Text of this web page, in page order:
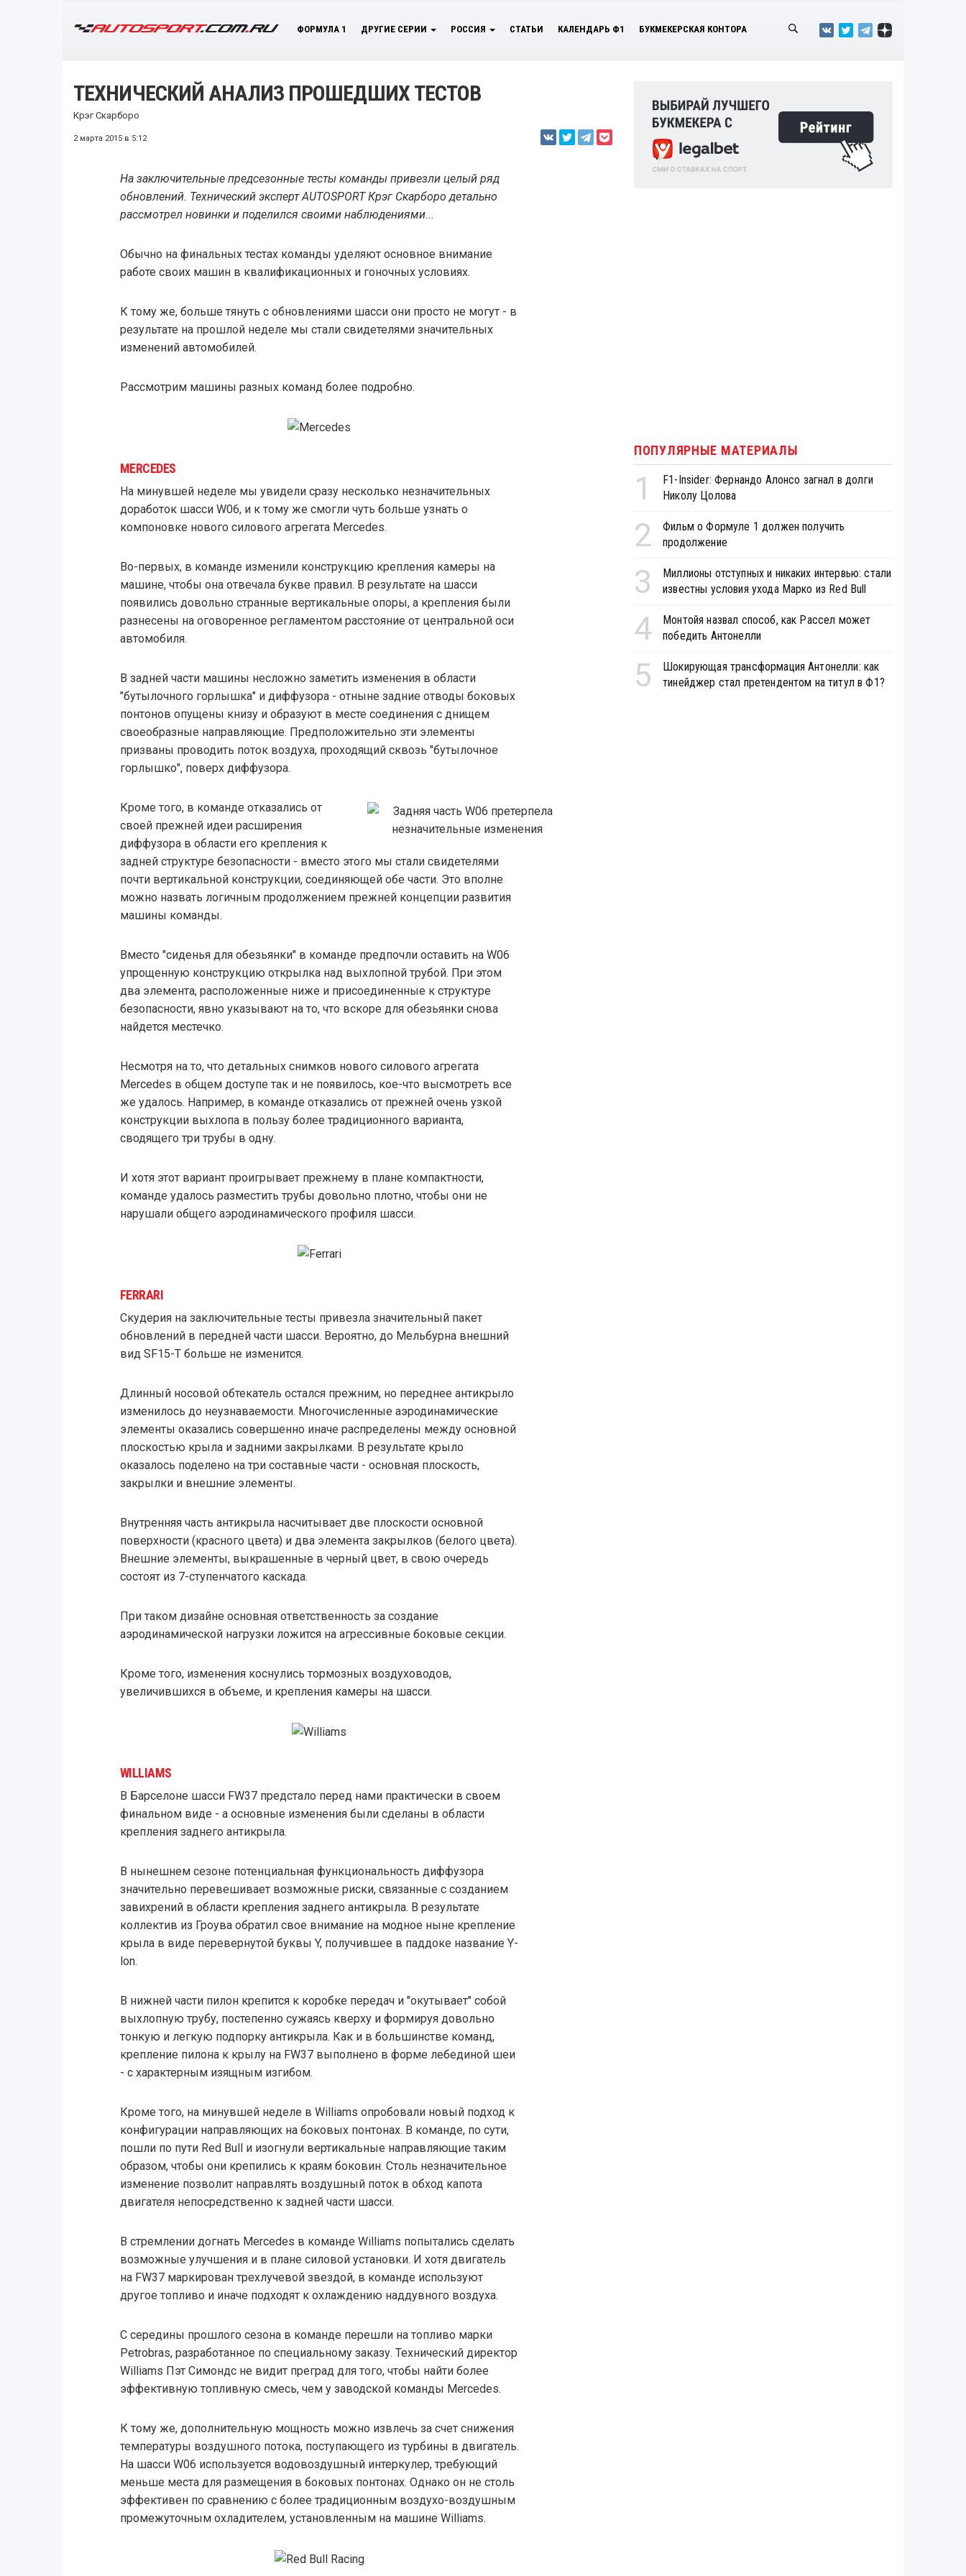
ФОРМУЛА 1 ДРУГИЕ СЕРИИ РОССИЯ СТАТЬИ КАЛЕНДАРЬ Ф1 БУКМЕКЕРСКАЯ КОНТОРА
ТЕХНИЧЕСКИЙ АНАЛИЗ ПРОШЕДШИХ ТЕСТОВ
Крэг Скарборо
2 марта 2015 в 5:12
На заключительные предсезонные тесты команды привезли целый ряд
обновлений. Технический эксперт AUTOSPORT Крэг Скарборо детально
рассмотрел новинки и поделился своими наблюдениями...
Обычно на финальных тестах команды уделяют основное внимание
работе своих машин в квалификационных и гоночных условиях.
К тому же, больше тянуть с обновлениями шасси они просто не могут - в
результате на прошлой неделе мы стали свидетелями значительных
изменений автомобилей.
Рассмотрим машины разных команд более подробно.
MERCEDES
На минувшей неделе мы увидели сразу несколько незначительных
доработок шасси W06, и к тому же смогли чуть больше узнать о
компоновке нового силового агрегата Mercedes.
Во-первых, в команде изменили конструкцию крепления камеры на
машине, чтобы она отвечала букве правил. В результате на шасси
появились довольно странные вертикальные опоры, а крепления были
разнесены на оговоренное регламентом расстояние от центральной оси
автомобиля.
В задней части машины несложно заметить изменения в области
"бутылочного горлышка" и диффузора - отныне задние отводы боковых
понтонов опущены книзу и образуют в месте соединения с днищем
своеобразные направляющие. Предположительно эти элементы
призваны проводить поток воздуха, проходящий сквозь "бутылочное
горлышко", поверх диффузора.
Кроме того, в команде отказались от
своей прежней идеи расширения
диффузора в области его крепления к
задней структуре безопасности - вместо этого мы стали свидетелями
почти вертикальной конструкции, соединяющей обе части. Это вполне
можно назвать логичным продолжением прежней концепции развития
машины команды.
Вместо "сиденья для обезьянки" в команде предпочли оставить на W06
упрощенную конструкцию открылка над выхлопной трубой. При этом
два элемента, расположенные ниже и присоединенные к структуре
безопасности, явно указывают на то, что вскоре для обезьянки снова
найдется местечко.
Несмотря на то, что детальных снимков нового силового агрегата
Mercedes в общем доступе так и не появилось, кое-что высмотреть все
же удалось. Например, в команде отказались от прежней очень узкой
конструкции выхлопа в пользу более традиционного варианта,
сводящего три трубы в одну.
И хотя этот вариант проигрывает прежнему в плане компактности,
команде удалось разместить трубы довольно плотно, чтобы они не
нарушали общего аэродинамического профиля шасси.
FERRARI
Скудерия на заключительные тесты привезла значительный пакет
обновлений в передней части шасси. Вероятно, до Мельбурна внешний
вид SF15-T больше не изменится.
Длинный носовой обтекатель остался прежним, но переднее антикрыло
изменилось до неузнаваемости. Многочисленные аэродинамические
элементы оказались совершенно иначе распределены между основной
плоскостью крыла и задними закрылками. В результате крыло
оказалось поделено на три составные части - основная плоскость,
закрылки и внешние элементы.
Внутренняя часть антикрыла насчитывает две плоскости основной
поверхности (красного цвета) и два элемента закрылков (белого цвета).
Внешние элементы, выкрашенные в черный цвет, в свою очередь
состоят из 7-ступенчатого каскада.
При таком дизайне основная ответственность за создание
аэродинамической нагрузки ложится на агрессивные боковые секции.
Кроме того, изменения коснулись тормозных воздуховодов,
увеличившихся в объеме, и крепления камеры на шасси.
WILLIAMS
В Барселоне шасси FW37 предстало перед нами практически в своем
финальном виде - а основные изменения были сделаны в области
крепления заднего антикрыла.
В нынешнем сезоне потенциальная функциональность диффузора
значительно перевешивает возможные риски, связанные с созданием
завихрений в области крепления заднего антикрыла. В результате
коллектив из Гроува обратил свое внимание на модное ныне крепление
крыла в виде перевернутой буквы Y, получившее в паддоке название Y-
lon.
В нижней части пилон крепится к коробке передач и "окутывает" собой
выхлопную трубу, постепенно сужаясь кверху и формируя довольно
тонкую и легкую подпорку антикрыла. Как и в большинстве команд,
крепление пилона к крылу на FW37 выполнено в форме лебединой шеи
- с характерным изящным изгибом.
Кроме того, на минувшей неделе в Williams опробовали новый подход к
конфигурации направляющих на боковых понтонах. В команде, по сути,
пошли по пути Red Bull и изогнули вертикальные направляющие таким
образом, чтобы они крепились к краям боковин. Столь незначительное
изменение позволит направлять воздушный поток в обход капота
двигателя непосредственно к задней части шасси.
В стремлении догнать Mercedes в команде Williams попытались сделать
возможные улучшения и в плане силовой установки. И хотя двигатель
на FW37 маркирован трехлучевой звездой, в команде используют
другое топливо и иначе подходят к охлаждению наддувного воздуха.
С середины прошлого сезона в команде перешли на топливо марки
Petrobras, разработанное по специальному заказу. Технический директор
Williams Пэт Симондс не видит преград для того, чтобы найти более
эффективную топливную смесь, чем у заводской команды Mercedes.
К тому же, дополнительную мощность можно извлечь за счет снижения
температуры воздушного потока, поступающего из турбины в двигатель.
На шасси W06 используется водовоздушный интеркулер, требующий
меньше места для размещения в боковых понтонах. Однако он не столь
эффективен по сравнению с более традиционным воздухо-воздушным
промежуточным охладителем, установленным на машине Williams.
ПОПУЛЯРНЫЕ МАТЕРИАЛЫ
1
F1-Insider: Фернандо Алонсо загнал в долги
Николу Цолова
2
Фильм о Формуле 1 должен получить
продолжение
3
Миллионы отступных и никаких интервью: стали
известны условия ухода Марко из Red Bull
4
Монтойя назвал способ, как Рассел может
победить Антонелли
5
Шокирующая трансформация Антонелли: как
тинейджер стал претендентом на титул в Ф1?